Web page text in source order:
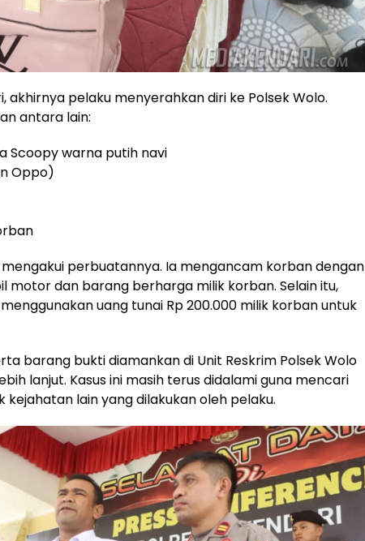
akhirnya pelaku menyerahkan diri ke Polsek Wolo.
antara lain:
Scoopy warna putih navi
Oppo)
perbuatannya. Ia mengancam korban dengan
motor dan barang berharga milik korban. Selain itu,
uang tunai Rp 200.000 milik korban untuk
barang bukti diamankan di Unit Reskrim Polsek Wolo
lanjut. Kasus ini masih terus didalami guna mencari
kejahatan lain yang dilakukan oleh pelaku.